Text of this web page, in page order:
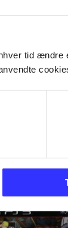
tid